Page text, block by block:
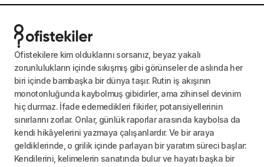
Ofistekilere kim olduklarını sorsanız, beyaz yakalı
zorunlulukların içinde sıkışmış gibi görünseler de aslında her
biri içinde bambaşka bir dünya taşır. Rutin iş akışının
monotonluğunda kaybolmuş gibidirler, ama zihinsel devinim
hiç durmaz. İfade edemedikleri fikirler, potansiyellerinin
sınırlarını zorlar. Onlar, günlük raporlar arasında kaybolsa da
kendi hikâyelerini yazmaya çalışanlardır. Ve bir araya
geldiklerinde, o grilik içinde parlayan bir yaratım süreci başlar:
Kendilerini, kelimelerin sanatında bulur ve hayatı başka bir